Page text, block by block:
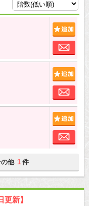
お
お
お
他 1 件
更新】